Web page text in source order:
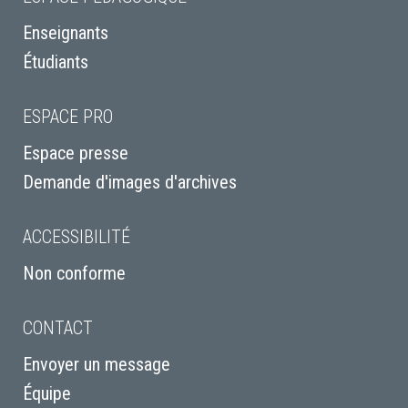
Enseignants
Étudiants
ESPACE PRO
Espace presse
Demande d'images d'archives
ACCESSIBILITÉ
Non conforme
CONTACT
Envoyer un message
Équipe